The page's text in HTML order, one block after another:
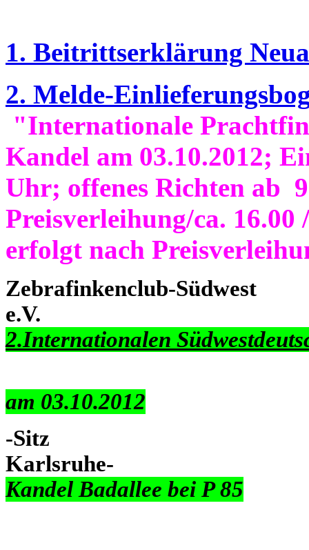
1. Beitrittserklärung
2. Melde-
"Internationale
Kandel am 03.10.2012;
Uhr; offenes Richten ab 9
Preisverleihung/ca.
erfolgt nach
Zebrafinkenclub-Südwest
e.V.
2.Internationalen
am 03.10.2012
-Sitz
Karlsruhe-
Kandel Badallee bei P 85